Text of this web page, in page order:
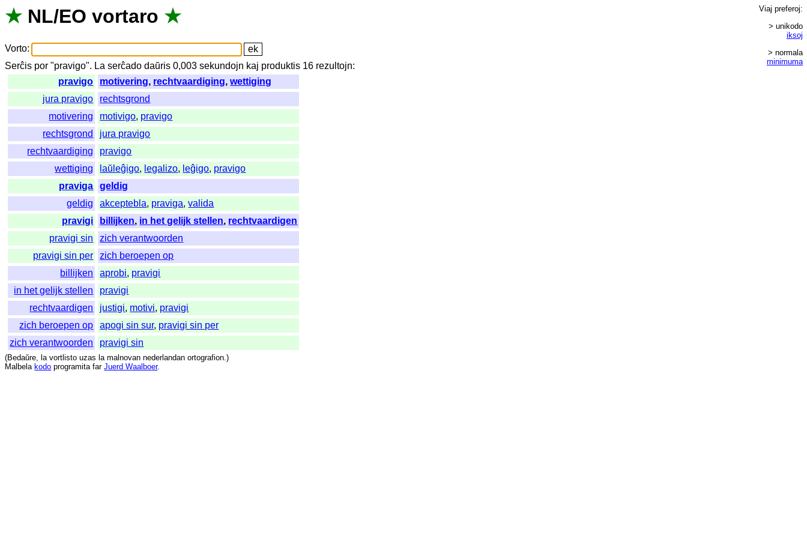
★ NL/EO vortaro ★
Vorto:
Serĉis por "pravigo". La serĉado daŭris 0,003sekundojn kaj produktis 16 rezultojn:
pravigo
motivering, rechtvaardiging,wettiging
jura pravigo
rechtsgrond
motivering
motivigo, pravigo
rechtsgrond
jura pravigo
rechtvaardiging
pravigo
wettiging
laŭleĝigo, legalizo, leĝigo, pravigo
praviga
geldig
geldig
akceptebla, praviga,valida
pravigi
billijken, in het gelijk stellen, rechtvaardigen
pravigi sin
zich verantwoorden
pravigi sin per
zich beroepen op
billijken
aprobi, pravigi
in het gelijk stellen
pravigi
rechtvaardigen
justigi, motivi, pravigi
zich beroepen op
apogi sin sur, pravigi sin per
zich verantwoorden
pravigi sin
Viaj preferoj:
> unikodo
iksoj
> normala
minimuma
(Bedaŭre, la vortlisto uzas la malnovan nederlandan ortografion.)
Malbela kodo programita far Juerd Waalboer.